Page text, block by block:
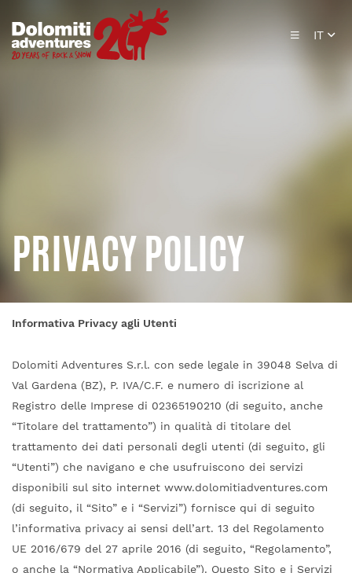
IT
PRIVACY POLICY
Informativa Privacy agli Utenti
Dolomiti Adventures S.r.l. con sede legale in 39048 Selva di
Val Gardena (BZ), P. IVA/C.F. e numero di iscrizione al
Registro delle Imprese di 02365190210 (di seguito, anche
“Titolare del trattamento”) in qualità di titolare del
trattamento dei dati personali degli utenti (di seguito, gli
“Utenti”) che navigano e che usufruiscono dei servizi
disponibili sul sito internet www.dolomitiadventures.com
(di seguito, il “Sito” e i “Servizi”) fornisce qui di seguito
l’informativa privacy ai sensi dell’art. 13 del Regolamento
UE 2016/679 del 27 aprile 2016 (di seguito, “Regolamento”,
o anche la “Normativa Applicabile”). Questo Sito e i Servizi